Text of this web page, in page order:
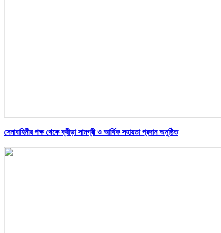
সেনাবাহিনীর পক্ষ থেকে ক্রীড়া সামগ্রী ও আর্থিক সহায়তা প্রদান অনুষ্ঠিত